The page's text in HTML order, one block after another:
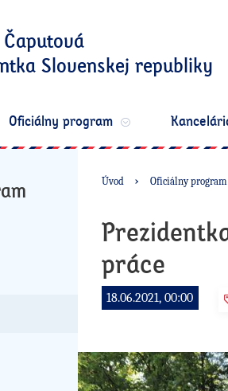
Slovenskej republiky
Oficiálny program
Úvod Oficiálny program
práce
18.06.2021, 00:00